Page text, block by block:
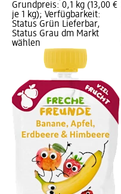
Grundpreis: 0,1 kg (13,00 €
je 1 kg); Verfügbarkeit:
Status Grün Lieferbar,
Status Grau dm Markt
wählen